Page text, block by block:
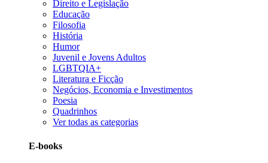
Direito e Legislação
Educação
Filosofia
História
Humor
Juvenil e Jovens Adultos
LGBTQIA+
Literatura e Ficção
Negócios, Economia e Investimentos
Poesia
Quadrinhos
Ver todas as categorias
E-books